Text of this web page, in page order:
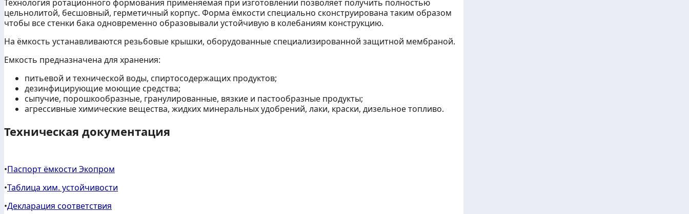
Технология ротационного формования применяемая при изготовлении позволяет получить полностью
цельнолитой, бесшовный, герметичный корпус. Форма ёмкости специально сконструирована таким образом
чтобы все стенки бака одновременно образовывали устойчивую в колебаниям конструкцию.
На ёмкость устанавливаются резьбовые крышки, оборудованные специализированной защитной мембраной.
Емкость предназначена для хранения:
питьевой и технической воды, спиртосодержащих продуктов;
дезинфицирующие моющие средства;
сыпучие, порошкообразные, гранулированные, вязкие и пастообразные продукты;
агрессивные химические вещества, жидких минеральных удобрений, лаки, краски, дизельное топливо.
Техническая документация
•Паспорт ёмкости Экопром
•Таблица хим. устойчивости
•Декларация соответствия